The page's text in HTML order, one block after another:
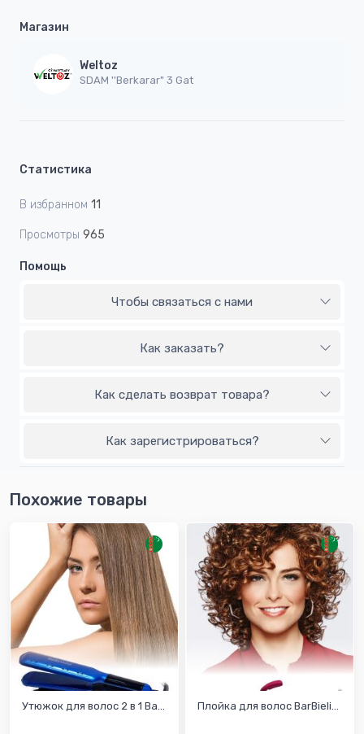
Магазин
Weltoz
SDAM ''Berkarar" 3 Gat
Статистика
В избранном 11
Просмотры 965
Помощь
Чтобы связаться с нами
Как заказать?
Как сделать возврат товара?
Как зарегистрироваться?
Похожие товары
Утюжок для волос 2 в 1 Ba... Плойка для волос BarBieli...